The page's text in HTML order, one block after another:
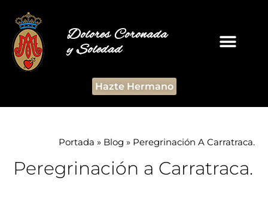
Dolores Coronada
y Soledad
Hazte Hermano
Portada » Blog » Peregrinación A Carratraca.
Peregrinación a Carratraca.